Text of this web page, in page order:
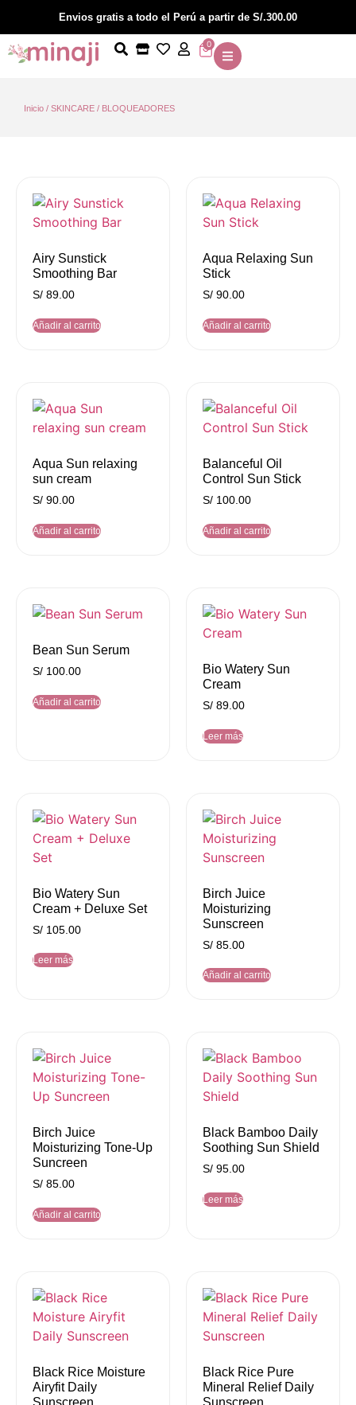
Envios gratis a todo el Perú a partir de S/.300.00
0
Inicio / SKINCARE / BLOQUEADORES
Airy Sunstick
Smoothing Bar
S/ 89.00
Añadir al carrito
Aqua Relaxing Sun
Stick
S/ 90.00
Añadir al carrito
Aqua Sun relaxing
sun cream
S/ 90.00
Añadir al carrito
Balanceful Oil
Control Sun Stick
S/ 100.00
Añadir al carrito
Bean Sun Serum
S/ 100.00
Añadir al carrito
Bio Watery Sun
Cream
S/ 89.00
Leer más
Bio Watery Sun
Cream + Deluxe Set
S/ 105.00
Leer más
Birch Juice
Moisturizing
Sunscreen
S/ 85.00
Añadir al carrito
Birch Juice
Moisturizing Tone-Up
Suncreen
S/ 85.00
Añadir al carrito
Black Bamboo Daily
Soothing Sun Shield
S/ 95.00
Leer más
Black Rice Moisture
Airyfit Daily
Black Rice Pure
Mineral Relief Daily